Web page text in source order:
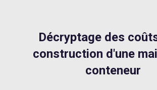
Décryptage des
construction d'une
conteneur